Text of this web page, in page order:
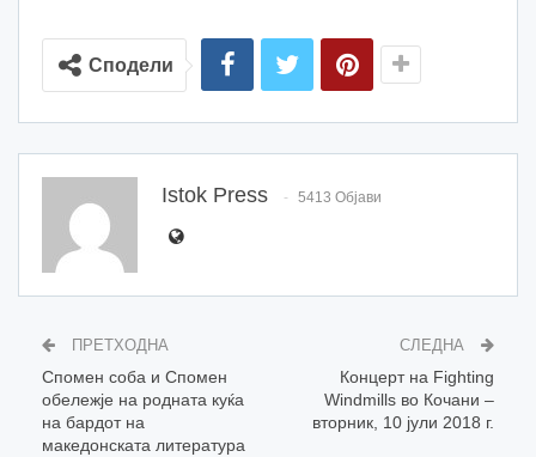
Сподели
Istok Press 5413 Објави
ПРЕТХОДНА
Спомен соба и Спомен
обележје на родната куќа
на бардот на
македонската литература
СЛЕДНА
Концерт на Fighting
Windmills во Кочани –
вторник, 10 јули 2018 г.